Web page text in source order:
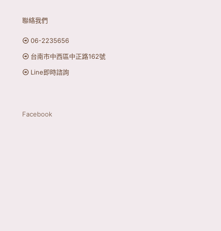
聯絡我們
06-2235656
台南市中西區中正路162號
Line即時諮詢
Facebook